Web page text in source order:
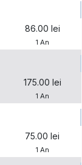
86.00 lei
1 An
175.00 lei
1 An
75.00 lei
1 An